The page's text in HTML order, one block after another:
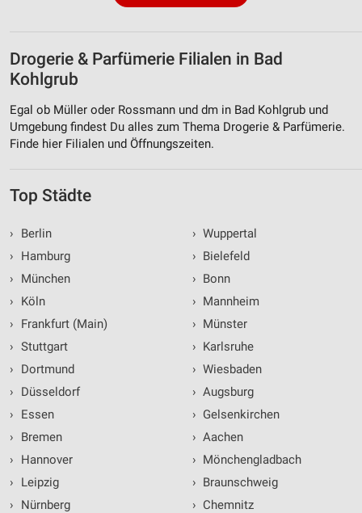
Drogerie & Parfümerie Filialen in Bad
Kohlgrub
Egal ob Müller oder Rossmann und dm in Bad Kohlgrub und
Umgebung findest Du alles zum Thema Drogerie & Parfümerie.
Finde hier Filialen und Öffnungszeiten.
Top Städte
›
Berlin
›
Hamburg
›
München
›
Köln
›
Frankfurt (Main)
› Stuttgart
›
Dortmund
›
Düsseldorf
›
Essen
›
Bremen
›
Hannover
›
Leipzig
›
Nürnberg
› Wuppertal
› Bielefeld
› Bonn
› Mannheim
› Münster
› Karlsruhe
› Wiesbaden
› Augsburg
› Gelsenkirchen
› Aachen
› Mönchengladbach
› Braunschweig
› Chemnitz